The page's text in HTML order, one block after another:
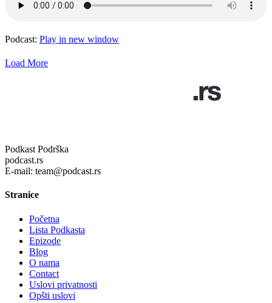
Podcast: Play in new window
Load More
Podkast Podrška
podcast.rs
E-mail: team@podcast.rs
Stranice
Početna
Lista Podkasta
Epizode
Blog
O nama
Contact
Uslovi privatnosti
Opšti uslovi